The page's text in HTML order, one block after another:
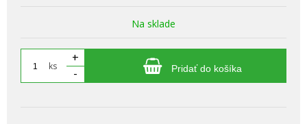
Na sklade
ks
+
-
Pridať do košíka